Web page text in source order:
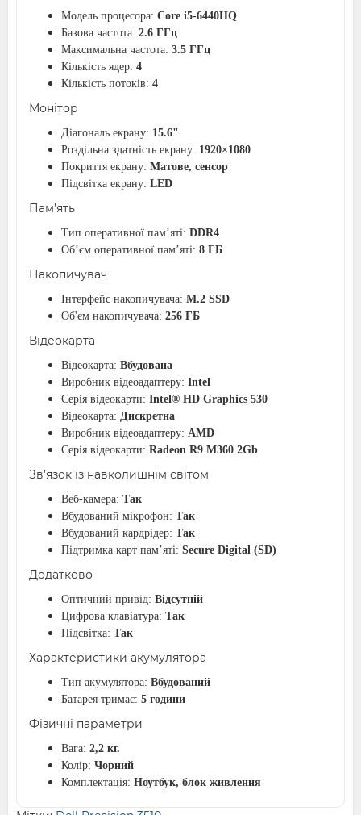
Модель процесора: Core i5-6440HQ
Базова частота: 2.6 ГГц
Максимальна частота: 3.5 ГГц
Кількість ядер: 4
Кількість потоків: 4
Монітор
Діагональ екрану: 15.6"
Роздільна здатність екрану: 1920×1080
Покриття екрану: Матове, сенсор
Підсвітка екрану: LED
Пам’ять
Тип оперативної пам’яті: DDR4
Об’єм оперативної пам’яті: 8 ГБ
Накопичувач
Інтерфейс накопичувача: M.2 SSD
Об'єм накопичувача: 256 ГБ
Відеокарта
Відеокарта: Вбудована
Виробник відеоадаптеру: Intel
Серія відеокарти: Intel® HD Graphics 530
Відеокарта: Дискретна
Виробник відеоадаптеру: AMD
Серія відеокарти: Radeon R9 M360 2Gb
Зв’язок із навколишнім світом
Веб-камера: Так
Вбудований мікрофон: Так
Вбудований кардрідер: Так
Підтримка карт пам’яті: Secure Digital (SD)
Додатково
Оптичний привід: Відсутній
Цифрова клавіатура: Так
Підсвітка: Так
Характеристики акумулятора
Тип акумулятора: Вбудований
Батарея тримає: 5 години
Фізичні параметри
Вага: 2,2 кг.
Колір: Чорний
Комплектація: Ноутбук, блок живлення